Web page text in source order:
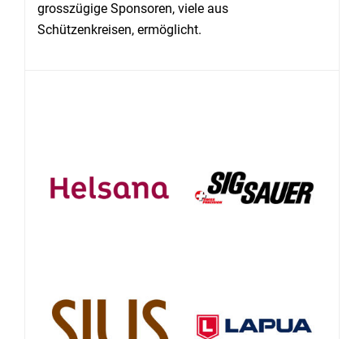
grosszügige Sponsoren, viele aus
Schützenkreisen, ermöglicht.